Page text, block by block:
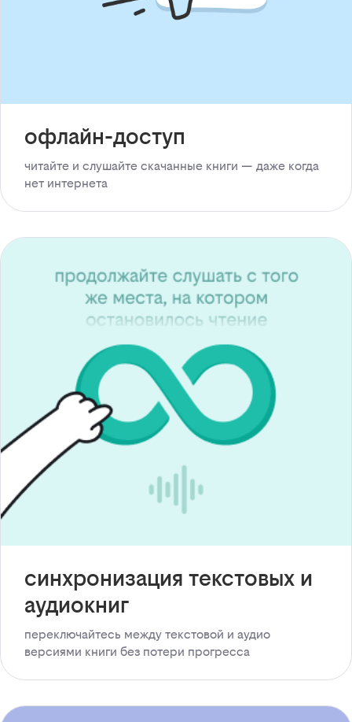
офлайн-доступ
читайте и слушайте скачанные книги — даже когда
нет интернета
синхронизация текстовых и
аудиокниг
переключайтесь между текстовой и аудио
версиями книги без потери прогресса